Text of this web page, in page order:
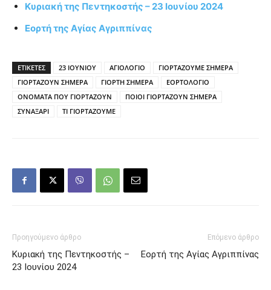
Κυριακή της Πεντηκοστής – 23 Ιουνίου 2024
Εορτή της Αγίας Αγριππίνας
ΕΤΙΚΕΤΕΣ 23 ΙΟΥΝΙΟΥ ΑΓΙΟΛΟΓΙΟ
ΓΙΟΡΤΑΖΟΥΜΕ ΣΗΜΕΡΑ
ΓΙΟΡΤΑΖΟΥΝ ΣΗΜΕΡΑ
ΓΙΟΡΤΗ ΣΗΜΕΡΑ
ΕΟΡΤΟΛΟΓΙΟ
ΟΝΟΜΑΤΑ ΠΟΥ ΓΙΟΡΤΑΖΟΥΝ
ΠΟΙΟΙ ΓΙΟΡΤΑΖΟΥΝ ΣΗΜΕΡΑ
ΣΥΝΑΞΑΡΙ
ΤΙ ΓΙΟΡΤΑΖΟΥΜΕ
Προηγούμενο άρθρο
Κυριακή της Πεντηκοστής –
23 Ιουνίου 2024
Επόμενο άρθρο
Εορτή της Αγίας Αγριππίνας